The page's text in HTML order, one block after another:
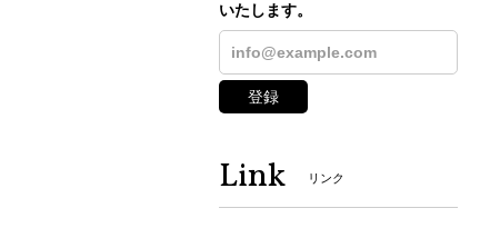
いたします。
登録
Link リンク